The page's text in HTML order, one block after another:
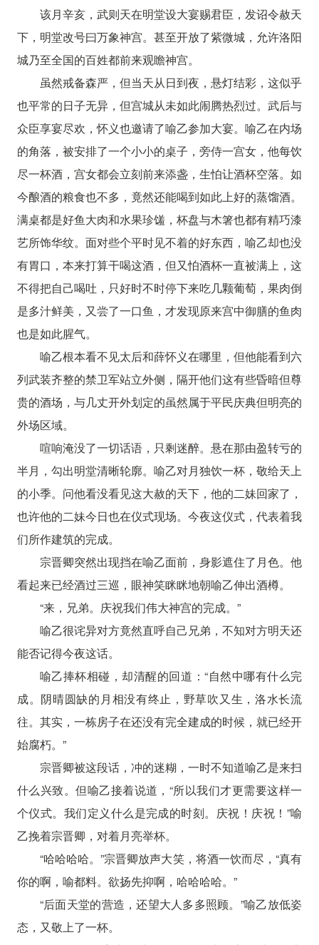
该月辛亥，武则天在明堂设大宴赐君臣，发诏令赦天
下，明堂改号曰万象神宫。甚至开放了紫微城，允许洛阳
城乃至全国的百姓都前来观瞻神宫。
虽然戒备森严，但当天从日到夜，悬灯结彩，这似乎
也平常的日子无异，但宫城从未如此闹腾热烈过。武后与
众臣享宴尽欢，怀义也邀请了喻乙参加大宴。喻乙在内场
的角落，被安排了一个小小的桌子，旁侍一宫女，他每饮
尽一杯酒，宫女都会立刻前来添盏，生怕让酒杯空落。如
今酿酒的粮食也不多，竟然还能喝到如此上好的蒸馏酒。
满桌都是好鱼大肉和水果珍馐，杯盘与木箸也都有精巧漆
艺所饰华纹。面对些个平时见不着的好东西，喻乙却也没
有胃口，本来打算干喝这酒，但又怕酒杯一直被满上，这
不得把自己喝吐，只好时不时停下来吃几颗葡萄，果肉倒
是多汁鲜美，又尝了一口鱼，才发现原来宫中御膳的鱼肉
也是如此腥气。
喻乙根本看不见太后和薛怀义在哪里，但他能看到六
列武装齐整的禁卫军站立外侧，隔开他们这有些昏暗但尊
贵的酒场，与几丈开外划定的虽然属于平民庆典但明亮的
外场区域。
喧响淹没了一切话语，只剩迷醉。悬在那由盈转亏的
半月，勾出明堂清晰轮廓。喻乙对月独饮一杯，敬给天上
的小季。问他看没看见这大赦的天下，他的二妹回家了，
也许他的二妹今日也在仪式现场。今夜这仪式，代表着我
们所作建筑的完成。
宗晋卿突然出现挡在喻乙面前，身影遮住了月色。他
看起来已经酒过三巡，眼神笑眯眯地朝喻乙伸出酒樽。
“来，兄弟。庆祝我们伟大神宫的完成。”
喻乙很诧异对方竟然直呼自己兄弟，不知对方明天还
能否记得今夜这话。
喻乙捧杯相碰，却清醒的回道：“自然中哪有什么完
成。阴晴圆缺的月相没有终止，野草吹又生，洛水长流
往。其实，一栋房子在还没有完全建成的时候，就已经开
始腐朽。”
宗晋卿被这段话，冲的迷糊，一时不知道喻乙是来扫
什么兴致。但喻乙接着说道，“所以我们才更需要这样一
个仪式。我们定义什么是完成的时刻。庆祝！庆祝！”喻
乙挽着宗晋卿，对着月亮举杯。
“哈哈哈哈。”宗晋卿放声大笑，将酒一饮而尽，“真有
你的啊，喻都料。欲扬先抑啊，哈哈哈哈。”
“后面天堂的营造，还望大人多多照顾。”喻乙放低姿
态，又敬上了一杯。